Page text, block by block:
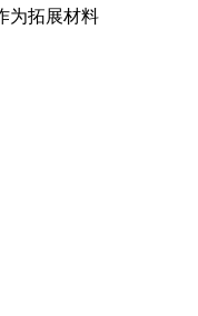
为拓展材料